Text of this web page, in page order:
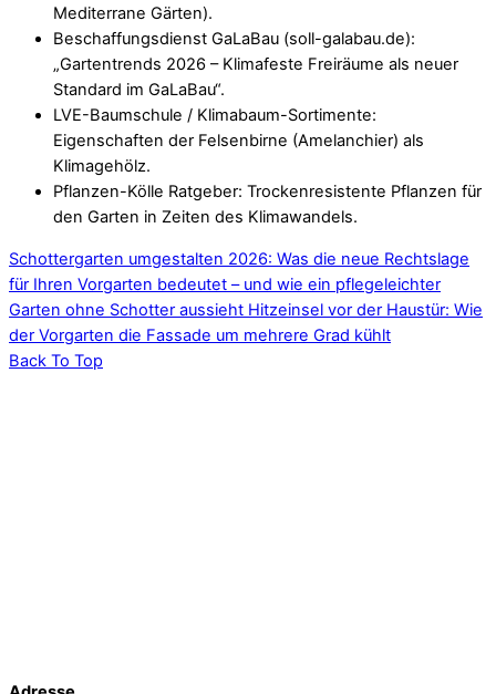
Mediterrane Gärten).
Beschaffungsdienst GaLaBau (soll-galabau.de):
„Gartentrends 2026 – Klimafeste Freiräume als neuer
Standard im GaLaBau“.
LVE-Baumschule / Klimabaum-Sortimente:
Eigenschaften der Felsenbirne (Amelanchier) als
Klimagehölz.
Pflanzen-Kölle Ratgeber: Trockenresistente Pflanzen für
den Garten in Zeiten des Klimawandels.
Schottergarten umgestalten 2026: Was die neue Rechtslage
für Ihren Vorgarten bedeutet – und wie ein pflegeleichter
Garten ohne Schotter aussieht Hitzeinsel vor der Haustür: Wie
der Vorgarten die Fassade um mehrere Grad kühlt
Back To Top